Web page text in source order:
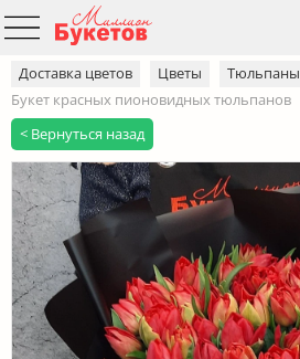
Доставка цветов Цветы
Тюльпаны
Букет красных пионовидных тюльпанов
< Вернуться назад